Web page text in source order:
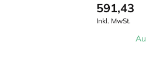
591,43
Inkl. MwSt.